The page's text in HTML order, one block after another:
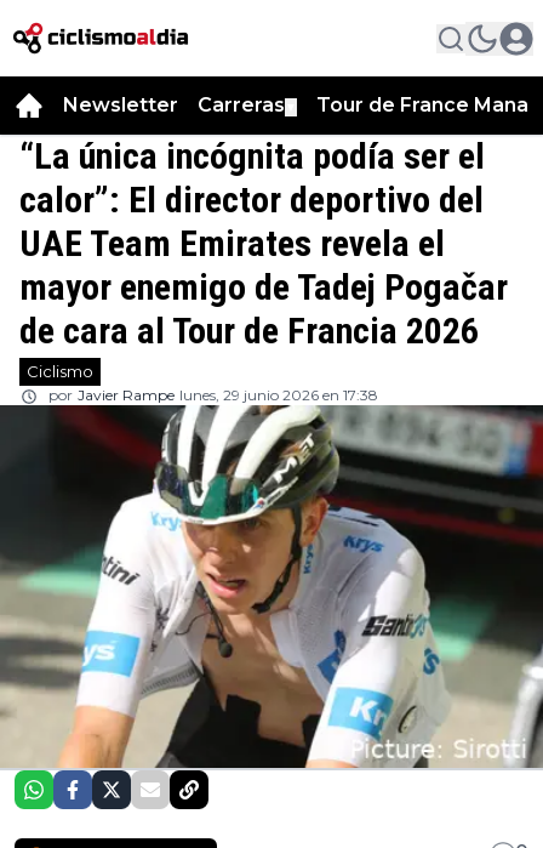
Newsletter Carreras Tour de France
“La única incógnita podía ser el
calor”: El director deportivo del
UAE Team Emirates revela el
mayor enemigo de Tadej Pogačar
de cara al Tour de Francia 2026
Ciclismo
por Javier Rampe lunes, 29 junio 2026 en 17:38